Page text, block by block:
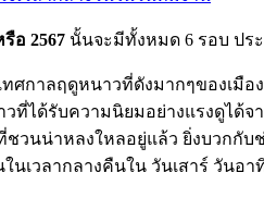
อ 2567 นั้นจะมีทั้งหมด 6 รอบ ประ
ทศกาลฤดูหนาวที่ดังมากๆของเมือ
ที่ได้รับความนิยมอย่างแรงดูไ
วนน่าหลงใหลอยู่แล้ว ยิ่งบวก
เวลากลางคืนใน วันเสาร์ วัน